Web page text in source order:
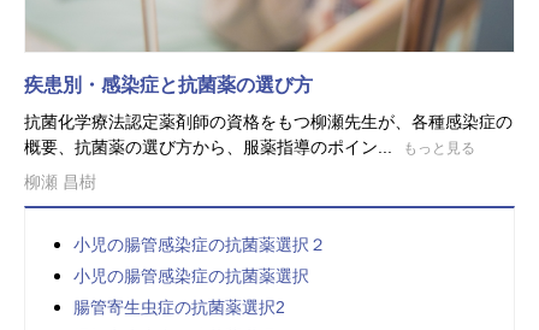
疾患別・感染症と抗菌薬の選び方
抗菌化学療法認定薬剤師の資格をもつ柳瀬先生が、各種感染症の
概要、抗菌薬の選び方から、服薬指導のポイン...
もっと見る
柳瀬 昌樹
小児の腸管感染症の抗菌薬選択２
小児の腸管感染症の抗菌薬選択
腸管寄生虫症の抗菌薬選択2